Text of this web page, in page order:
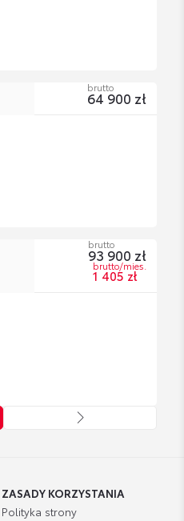
brutto
64 900 zł
brutto
93 900 zł
brutto/mies.
1 405 zł
ZASADY KORZYSTANIA
Polityka strony